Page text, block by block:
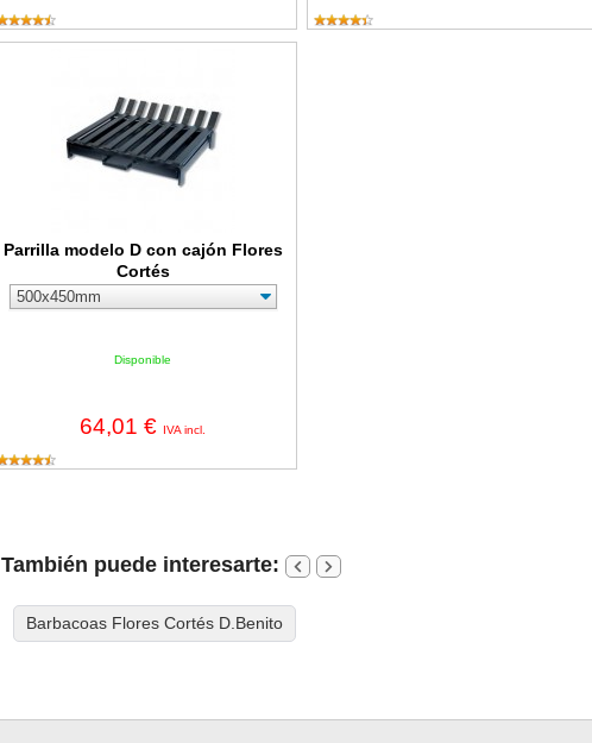
Parrilla modelo D con cajón Flores
Cortés
Disponible
64,01 € IVA incl.
También puede interesarte:
Barbacoas Flores Cortés D.Benito